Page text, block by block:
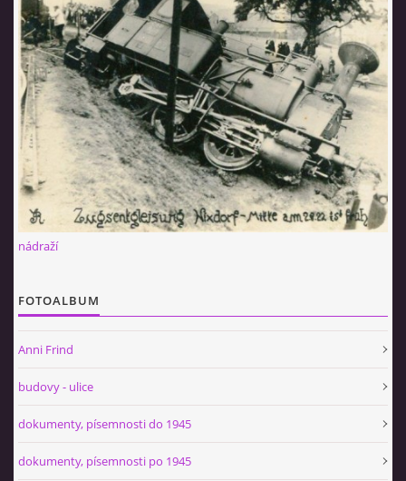
nádraží
FOTOALBUM
Anni Frind
budovy - ulice
dokumenty, písemnosti do 1945
dokumenty, písemnosti po 1945